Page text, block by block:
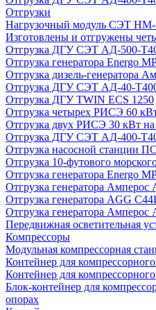
Отгрузки
Нагрузочный модуль СЭТ НМ-
Изготовлены и отгружены
Отгрузка ДГУ СЭТ АД-500-
Отгрузка генератора Energo
Отгрузка дизель-генератора
Отгрузка ДГУ СЭТ АД-40-
Отгрузка ДГУ TWIN ECS 1250
Отгрузка четырех РИСЭ 60
Отгрузка двух РИСЭ 30 кВт
Отгрузка ДГУ СЭТ АД-400-
Отгрузка насосной станции
Отгрузка 10-футового
Отгрузка генератора Energo
Отгрузка генератора
Отгрузка генератора AGG
Отгрузка генератора
Передвижная осветительная
Компрессоры
Модульная компрессорная
Контейнер для
Контейнер для
Блок-контейнер для
опорах